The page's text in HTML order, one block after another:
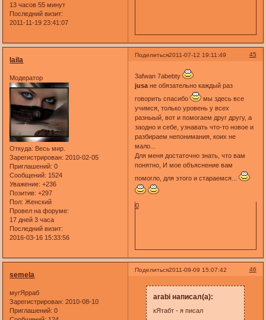
13 часов 55 минут
Последний визит:
2011-11-19 23:41:07
Поделиться 45
2011-07-12 19:11:49
laila
Модератор
Откуда: Весь мир.
Зарегистрирован: 2010-02-05
Приглашений: 0
Сообщений: 1524
Уважение: +236
Позитив: +297
Пол: Женский
Провел на форуме:
17 дней 3 часа
Последний визит:
2016-03-16 15:33:56
3afwan 7abebty
jusaне обязательно каждый раз
говорить спасибо
мы здесь все
учимся, только уровень у всех
разныый, вот и помогаем друг другу, а
заодно и себе, узнавать что-то новое и
разбираем непонимания, коих не
мало...
Для меня достаточно знать, что вам
понятно, И мое объяснение вам
помогло, для этого и стараемся...
0
Поделиться 46
2011-09-09 15:07:42
semela
мугЯрраб
Зарегистрирован: 2010-08-10
Приглашений: 0
arabi написал(а):
кЯтабт - я писал